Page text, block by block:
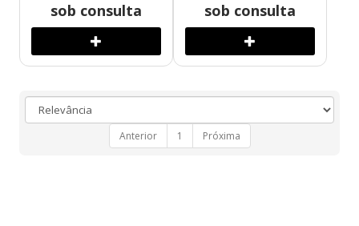
sob consulta sob consulta
Anterior 1 Próxima